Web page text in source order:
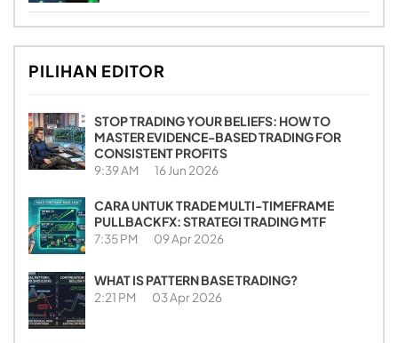
PILIHAN EDITOR
STOP TRADING YOUR BELIEFS: HOW TO
MASTER EVIDENCE-BASED TRADING FOR
CONSISTENT PROFITS
9:39 AM 16 Jun 2026
CARA UNTUK TRADE MULTI-TIMEFRAME
PULLBACKFX: STRATEGI TRADING MTF
7:35 PM 09 Apr 2026
WHAT IS PATTERN BASE TRADING?
2:21 PM 03 Apr 2026